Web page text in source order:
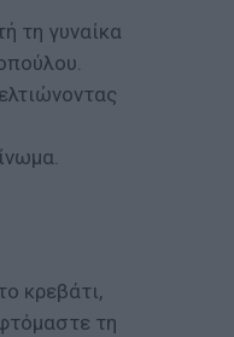
τη γυναίκα
κρεβάτι,
τη